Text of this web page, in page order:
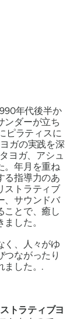
年代後半か
ンダーが立ち
ピラティスに
ガの実践を深
ヨガ、アシュ
。年月を重ね
る指導力のあ
ストラティブ
、サウンドバ
ことで、癒し
した。
く、人々がゆ
つながったり
ました。.
トラティブヨ